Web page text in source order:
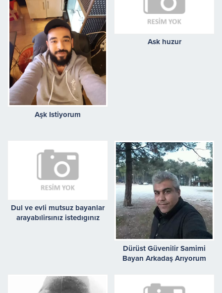
Aşk Istiyorum
Ask huzur
Dul ve evli mutsuz bayanlar
arayabılirsınız istedıgınız
Dürüst Güvenilir Samimi
Bayan Arkadaş Arıyorum